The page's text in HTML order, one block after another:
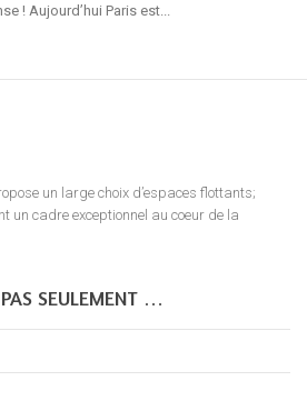
! Aujourd’hui Paris est...
un large choix d’espaces flottants;
un cadre exceptionnel au coeur de la
SEULEMENT …